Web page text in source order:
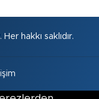
hakkı saklıdır.